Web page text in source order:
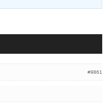
#9861